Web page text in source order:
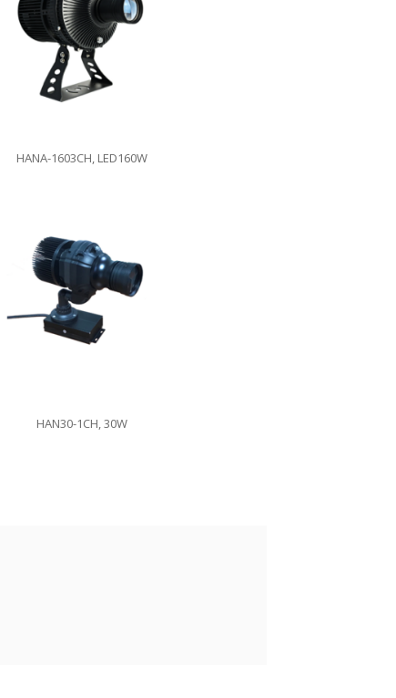
HANA-1603CH, LED160W
HAN30-1CH, 30W